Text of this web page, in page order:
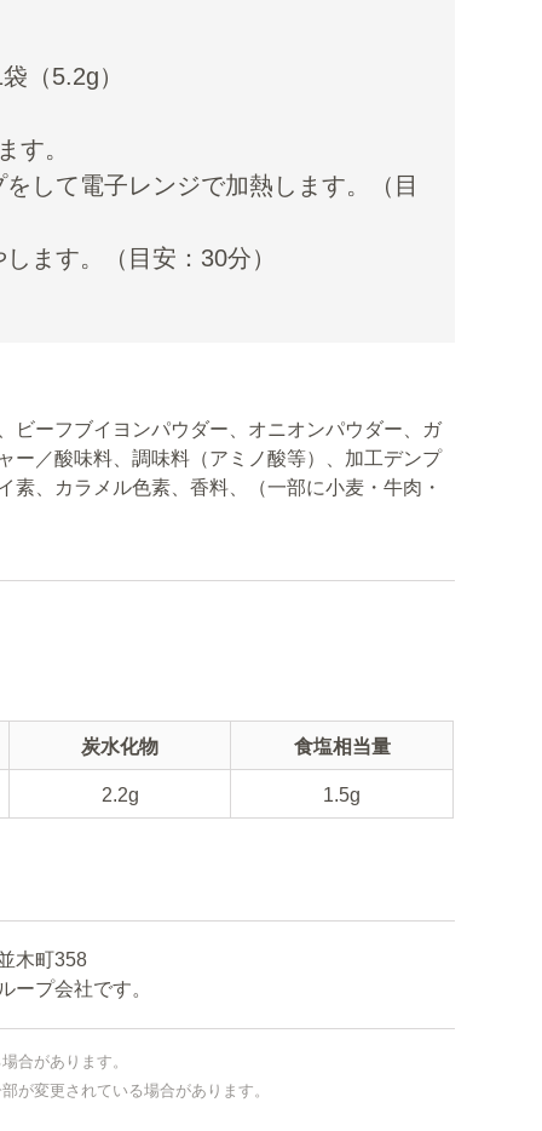
（5.2g）
す。
して電子レンジで加熱します。（目
ます。（目安：30分）
ビーフブイヨンパウダー、オニオンパウダー、ガ
ー／酸味料、調味料（アミノ酸等）、加工デンプ
、カラメル色素、香料、（一部に小麦・牛肉・
炭水化物
2.2g
食塩相当量
1.5g
木町358
プ会社です。
合があります。
が変更されている場合があります。